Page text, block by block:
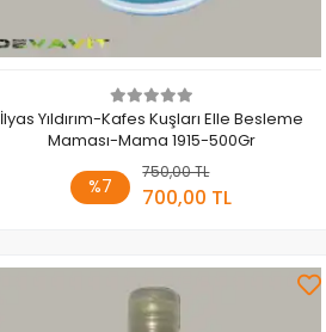
İlyas Yıldırım-Kafes Kuşları Elle Besleme
Maması-Mama 1915-500Gr
%7
750,00 TL
700,00 TL
Sepete Ekle